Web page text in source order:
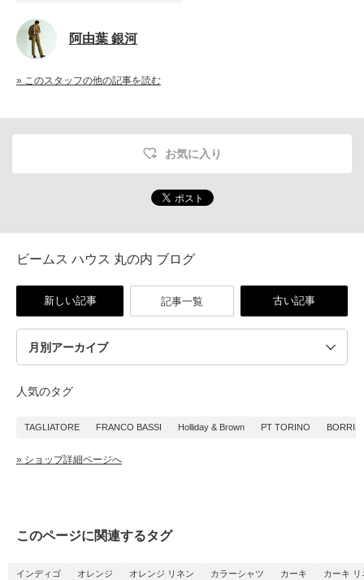
阿由葉 銀河
» このスタッフの他の記事を読む
お気に入り
ビームス ハウス 丸の内 ブログ
新しい記事 記事一覧 古い記事
人気のタグ
TAGLIATORE FRANCO BASSI Holliday & Brown PT TORINO
» ショップ詳細ページへ
このページに関連するタグ
インディゴ オレンジ オレンジ リネン カラーシャツ カーキ カーキ リ